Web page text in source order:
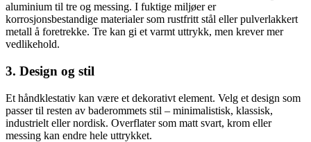
aluminium til tre og messing. I fuktige miljøer er
korrosjonsbestandige materialer som rustfritt stål eller pulverlakkert
metall å foretrekke. Tre kan gi et varmt uttrykk, men krever mer
vedlikehold.
3. Design og stil
Et håndklestativ kan være et dekorativt element. Velg et design som
passer til resten av baderommets stil – minimalistisk, klassisk,
industrielt eller nordisk. Overflater som matt svart, krom eller
messing kan endre hele uttrykket.